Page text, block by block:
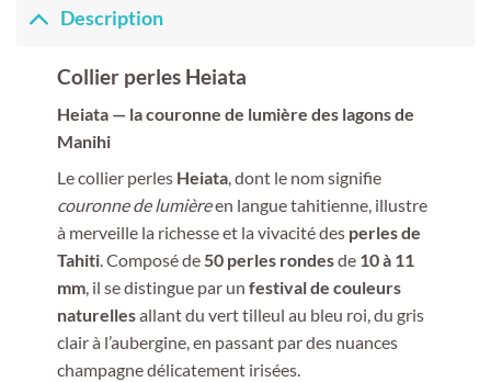
Description
Collier perles Heiata
Heiata — la couronne de lumière des lagons de
Manihi
Le collier perles Heiata, dont le nom signifie
couronne de lumièreen langue tahitienne, illustre
à merveille la richesse et la vivacité des perles de
Tahiti. Composé de50 perles rondesde 10 à 11
mm, il se distingue par un festival de couleurs
naturellesallant du vert tilleul au bleu roi, du gris
clair à l’aubergine, en passant par des nuances
champagne délicatement irisées.